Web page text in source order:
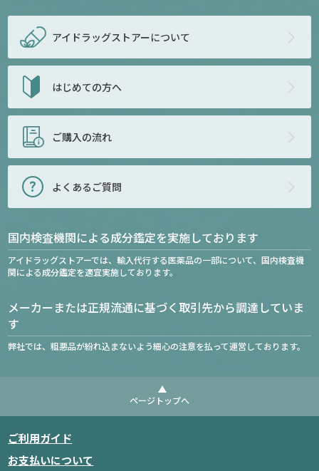
アイドラッグストアーについて
はじめての方へ
ご購入の流れ
よくあるご質問
国内検査機関による成分鑑定を実施しております
アイドラッグストアーでは、輸入代行する医薬品の一部について、国内検査機
関による成分鑑定を適宜実施しております。
メーカーまたは正規流通に基づく取引先から調達していま
す
弊社では、粗悪品が紛れ込まないよう細心の注意を払って運営しております。
ページトップへ
ご利用ガイド
お支払いについて